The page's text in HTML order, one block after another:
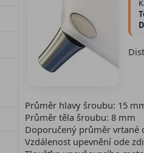
Průměr hlavy šroubu: 15
Průměr těla šroubu: 8 mm
Doporučený průměr vrtané
Vzdálenost upevnění ode